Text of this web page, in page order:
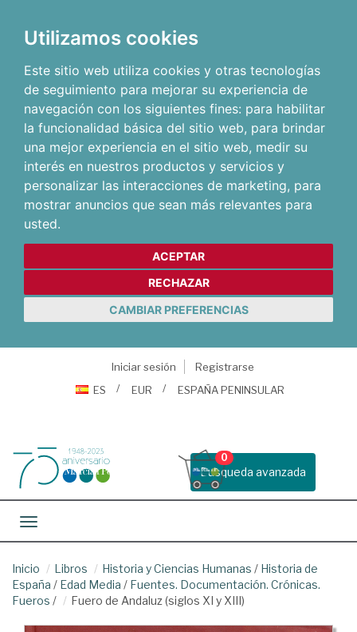
Utilizamos cookies
Este sitio web utiliza cookies y otras tecnologías
de seguimiento para mejorar su experiencia de
navegación con los siguientes fines: para habilitar
la funcionalidad básica del sitio web, para brindar
una mejor experiencia en el sitio web, medir su
interés en nuestros productos y servicios y
personalizar las interacciones de marketing, para
mostrar anuncios que sean más relevantes para
usted.
ACEPTAR
RECHAZAR
CAMBIAR PREFERENCIAS
Iniciar sesión
Registrarse
ES
EUR ESPAÑA PENINSULAR
Busqueda avanzada
0
Toggle navigation
Inicio Libros Historia y Ciencias Humanas / Historia de
España / Edad Media / Fuentes. Documentación. Crónicas.
Fueros / Fuero de Andaluz (siglos XI y XIII)